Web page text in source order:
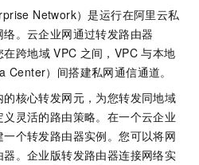
Network）是运行在阿里云私
。云企业网通过转发路由器
跨地域 VPC 之间，VPC 与本地
Center）间搭建私网通信通道。
核心转发网元，为您转发同地域
灵活的路由策略。在一个云企业
个转发路由器实例。您可以将网
。企业版转发路由器连接网络实